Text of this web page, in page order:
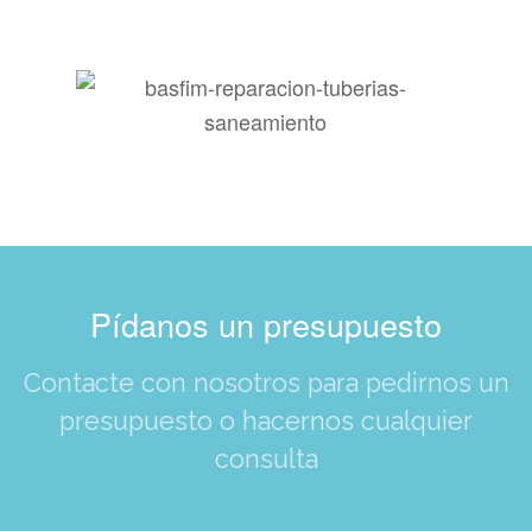
Pídanos un presupuesto
Contacte con nosotros para pedirnos un
presupuesto o hacernos cualquier
consulta